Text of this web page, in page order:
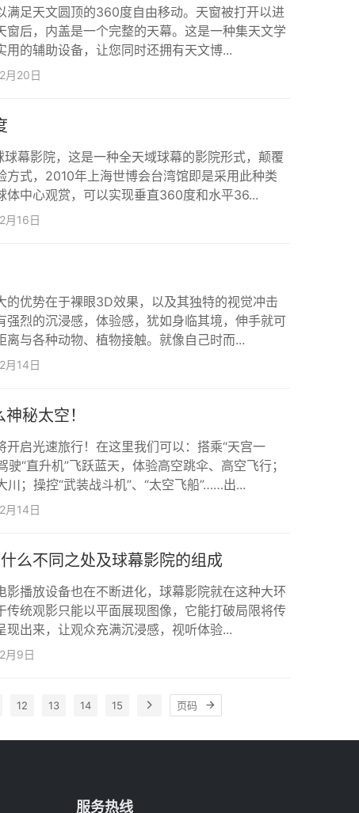
满足天文圆顶的360度自由移动。天窗被打开以进
窗后，内盖是一个完整的天幕。这是一种集天文学
的辅助设备，让您同时还拥有天文博...
月20日
幕影院，这是一种全天域球幕的影院形式，颠覆
方式，2010年上海世博会台湾馆即是采用此种类
体中心观赏，可以实现垂直360度和水平36...
月16日
的优势在于裸眼3D效果，以及其独特的视觉冲击
强烈的沉浸感，体验感，犹如身临其境，伸手就可
离与各种动物、植物接触。就像自己时而...
月14日
秘太空！
启光速旅行！在这里我们可以：搭乘“天宫一
驶“直升机”飞跃蓝天，体验高空跳伞、高空飞行；
川；操控“武装战斗机”、“太空飞船”……出...
月14日
么不同之处及球幕影院的组成
影播放设备也在不断进化，球幕影院就在这种大环
传统观影只能以平面展现图像，它能打破局限将传
出来，让观众充满沉浸感，视听体验...
月9日
12 13 14 15
服务热线